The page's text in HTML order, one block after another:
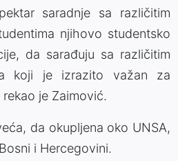
saradnje sa različitim
njihovo studentsko
da sarađuju sa različitim
koji je izrazito važan za
je Zaimović.
da okupljena oko UNSA,
i Hercegovini.